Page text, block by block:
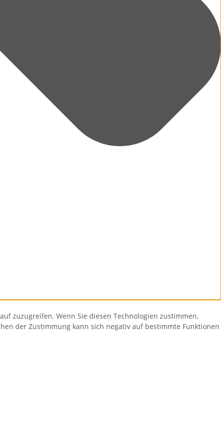
zuzugreifen. Wenn Sie diesen Technologien zustimmen,
der Zustimmung kann sich negativ auf bestimmte Funktionen